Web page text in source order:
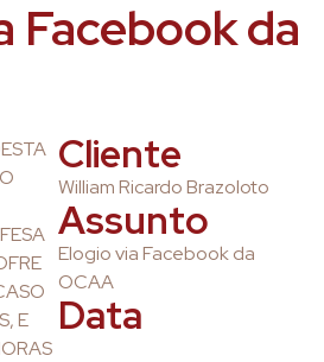
Facebook da
E
Cliente
William Ricardo Brazoloto
Assunto
Elogio via Facebook da
OCAA
Data